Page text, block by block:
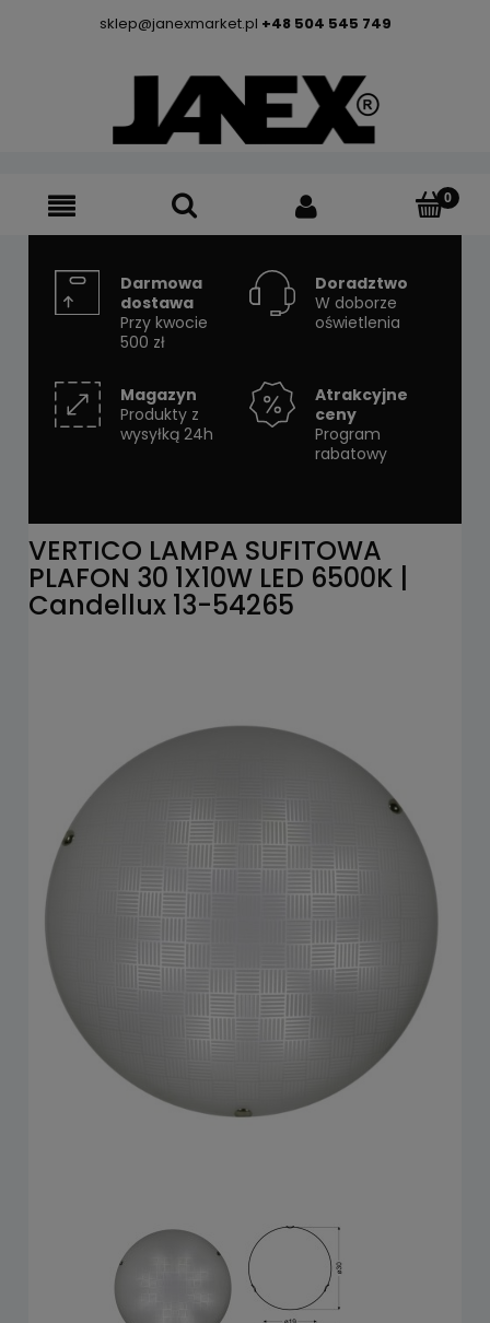
sklep@janexmarket.pl +48 504 545 749
Darmowa
dostawa
Przy kwocie
500 zł
Doradztwo
W doborze
oświetlenia
Magazyn
Produkty z
wysyłką 24h
Atrakcyjne
ceny
Program
rabatowy
VERTICO LAMPA SUFITOWA
PLAFON 30 1X10W LED 6500K |
Candellux 13-54265